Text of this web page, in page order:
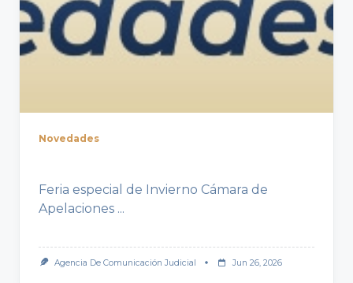
Novedades
Feria especial de Invierno Cámara de
Apelaciones ...
Agencia De Comunicación Judicial Jun 26, 2026